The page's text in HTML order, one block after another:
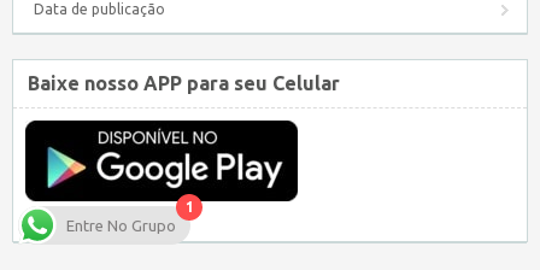
Data de publicação
Baixe nosso APP para seu Celular
1
Entre No Grupo